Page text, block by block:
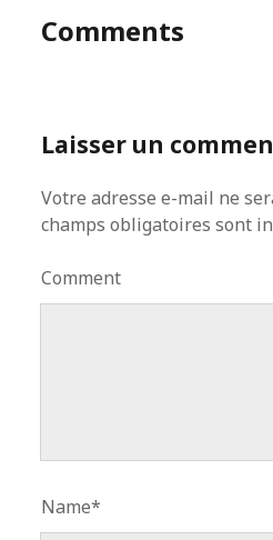
Comments
Laisser un
Votre adresse e-mail ne
champs obligatoires sont
Comment
Name*